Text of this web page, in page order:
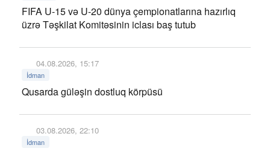
FIFA U-15 və U-20 dünya çempionatlarına hazırlıq
üzrə Təşkilat Komitəsinin iclası baş tutub
04.08.2026, 15:17
İdman
Qusarda güləşin dostluq körpüsü
03.08.2026, 22:10
İdman